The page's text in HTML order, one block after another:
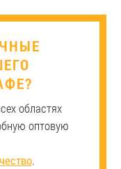
областях
оптовую
.